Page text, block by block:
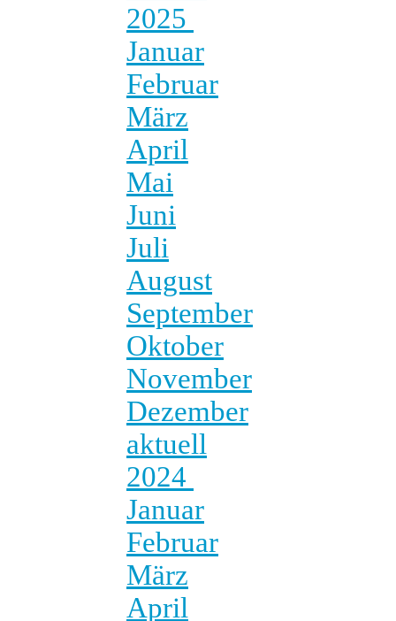
2025
Januar
Februar
März
April
Mai
Juni
Juli
August
September
Oktober
November
Dezember
aktuell
2024
Januar
Februar
März
April